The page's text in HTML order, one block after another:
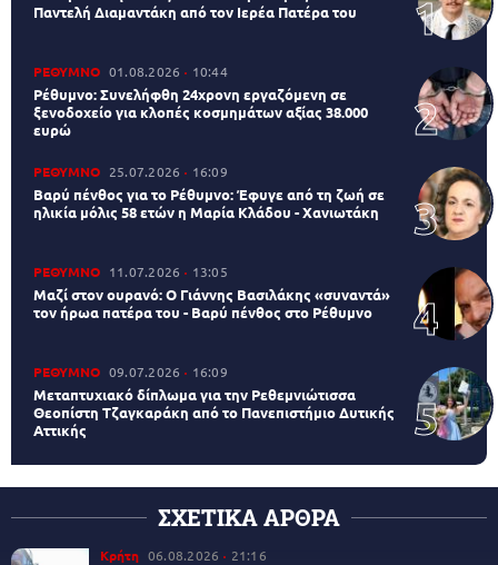
Παντελή Διαμαντάκη από τον Ιερέα Πατέρα του
ΡΕΘΥΜΝΟ 01.08.2026 10:44
Ρέθυμνο: Συνελήφθη 24χρονη εργαζόμενη σε
ξενοδοχείο για κλοπές κοσμημάτων αξίας 38.000
ευρώ
ΡΕΘΥΜΝΟ 25.07.2026 16:09
Βαρύ πένθος για το Ρέθυμνο: Έφυγε από τη ζωή σε
ηλικία μόλις 58 ετών η Μαρία Κλάδου - Χανιωτάκη
ΡΕΘΥΜΝΟ 11.07.2026 13:05
Μαζί στον ουρανό: Ο Γιάννης Βασιλάκης «συναντά»
τον ήρωα πατέρα του - Βαρύ πένθος στο Ρέθυμνο
ΡΕΘΥΜΝΟ 09.07.2026 16:09
Μεταπτυχιακό δίπλωμα για την Ρεθεμνιώτισσα
Θεοπίστη Τζαγκαράκη από το Πανεπιστήμιο Δυτικής
Αττικής
ΣΧΕΤΙΚΑ ΑΡΘΡΑ
Κρήτη 06.08.2026 21:16